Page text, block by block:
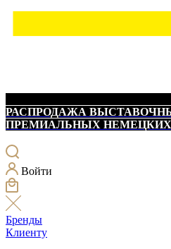
РАСПРОДАЖА
ПРЕМИАЛЬНЫХ
Войти
Бренды
Клиенту